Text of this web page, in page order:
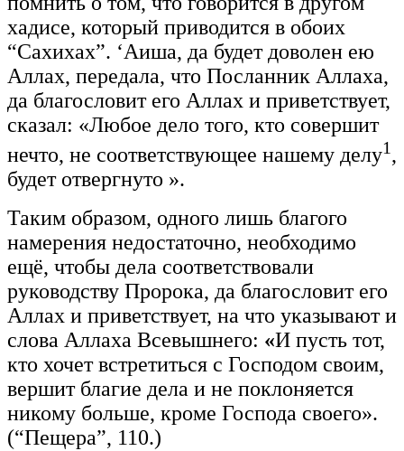
хадисе, который приводится в обоих
“Сахихах”. ‘Аиша, да будет доволен ею
Аллах, передала, что Посланник Аллаха,
да благословит его Аллах и приветствует,
сказал: «Любое дело того, кто совершит
нечто, не соответствующее нашему делу1,
будет отвергнуто ».
Таким образом, одного лишь благого
намерения недостаточно, необходимо
ещё, чтобы дела соответствовали
руководству Пророка, да благословит его
Аллах и приветствует, на что указывают и
слова Аллаха Всевышнего: «И пусть тот,
кто хочет встретиться с Господом своим,
вершит благие дела и не поклоняется
никому больше, кроме Господа своего».
(“Пещера”, 110.)